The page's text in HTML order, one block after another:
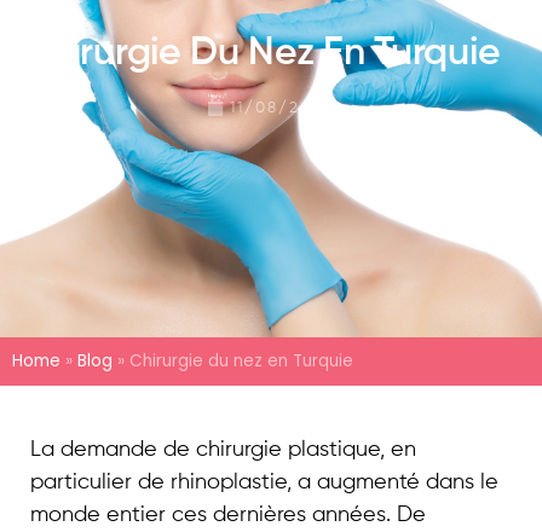
Chirurgie Du Nez En Turquie
11/08/2024
Home » Blog » Chirurgie du nez en Turquie
La demande de chirurgie plastique, en
particulier de rhinoplastie, a augmenté dans le
monde entier ces dernières années. De